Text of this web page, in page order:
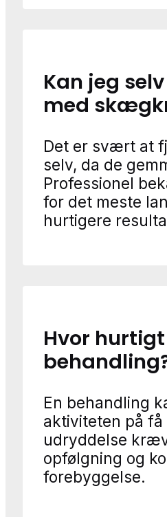
Kan jeg
med
Det er svært at
selv, da de
Professionel
for det meste
hurtigere
Hvor
En behandling
aktiviteten på
udryddelse
opfølgning og
forebyggelse.